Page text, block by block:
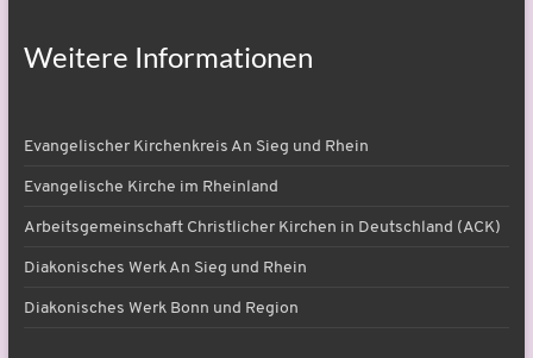
Weitere Informationen
Evangelischer Kirchenkreis An Sieg und Rhein
Evangelische Kirche im Rheinland
Arbeitsgemeinschaft Christlicher Kirchen in Deutschland (ACK)
Diakonisches Werk An Sieg und Rhein
Diakonisches Werk Bonn und Region